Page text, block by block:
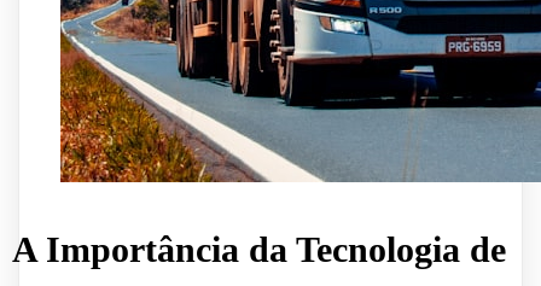
A Importância da Tecnologia de